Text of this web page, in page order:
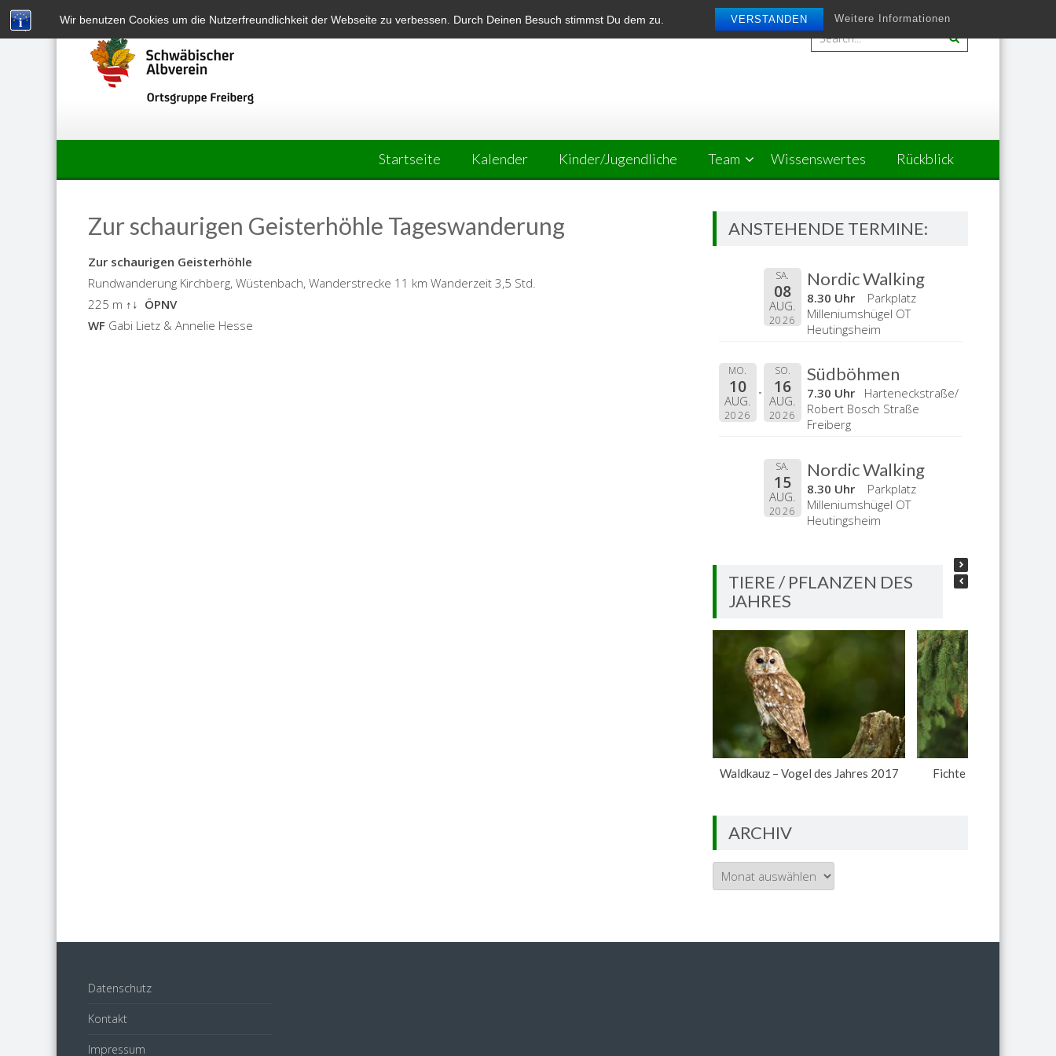
Wir benutzen Cookies um die Nutzerfreundlichkeit der Webseite zu verbessen. Durch Deinen Besuch stimmst Du dem zu. VERSTANDEN Weitere Informationen
Skip
to
Startseite Kalender Kinder/Jugendliche Team Wissenswertes Rückblick
Zur schaurigen Geisterhöhle Tageswanderung
Zur schaurigen Geisterhöhle
Rundwanderung Kirchberg, Wüstenbach, Wanderstrecke 11 km Wanderzeit 3,5 Std.
225 m ↑↓ ÖPNV
WF Gabi Lietz & Annelie Hesse
ANSTEHENDE TERMINE:
SA.
08
AUG.
2026
Nordic Walking
8.30 Uhr
Parkplatz
Milleniumshügel OT
Heutingsheim
MO.
10
AUG.
2026
SO.
16
AUG.
2026
Südböhmen
7.30 Uhr
Harteneckstraße/
Robert Bosch Straße
Freiberg
SA.
15
AUG.
2026
Nordic Walking
8.30 Uhr
Parkplatz
Milleniumshügel OT
Heutingsheim
TIERE / PFLANZEN DES
JAHRES
Waldkauz – Vogel des Jahres 2017 Fichte – Baum des
ARCHIV
Archiv
Datenschutz
Kontakt
Impressum